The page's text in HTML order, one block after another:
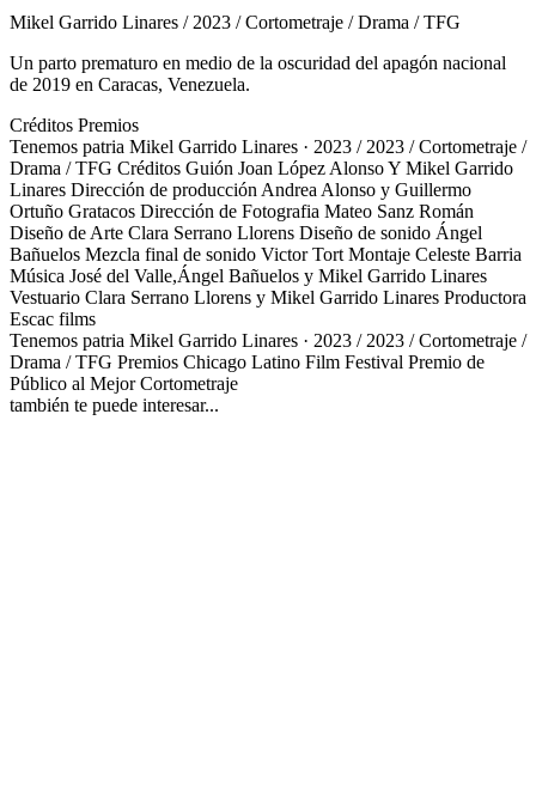
Mikel Garrido Linares / 2023 / Cortometraje / Drama / TFG
Un parto prematuro en medio de la oscuridad del apagón nacional
de 2019 en Caracas, Venezuela.
Créditos Premios
Tenemos patria Mikel Garrido Linares · 2023 / 2023 / Cortometraje /
Drama / TFG Créditos Guión Joan López Alonso Y Mikel Garrido
Linares Dirección de producción Andrea Alonso y Guillermo
Ortuño Gratacos Dirección de Fotografia Mateo Sanz Román
Diseño de Arte Clara Serrano Llorens Diseño de sonido Ángel
Bañuelos Mezcla final de sonido Victor Tort Montaje Celeste Barria
Música José del Valle,Ángel Bañuelos y Mikel Garrido Linares
Vestuario Clara Serrano Llorens y Mikel Garrido Linares Productora
Escac films
Tenemos patria Mikel Garrido Linares · 2023 / 2023 / Cortometraje /
Drama / TFG Premios Chicago Latino Film Festival Premio de
Público al Mejor Cortometraje
también te puede interesar...